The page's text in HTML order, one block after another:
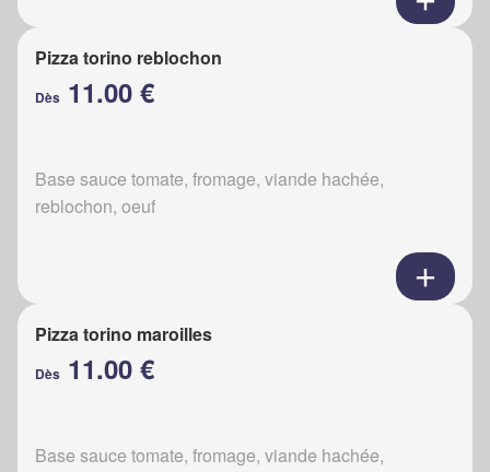
Pizza torino reblochon
Dès 11.00 €
Base sauce tomate, fromage, viande hachée,
reblochon, oeuf
Pizza torino maroilles
Dès 11.00 €
Base sauce tomate, fromage, viande hachée,